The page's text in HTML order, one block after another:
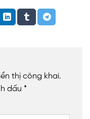
thị công khai.
dấu *